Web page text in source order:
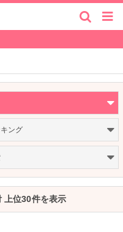
ング
上位30件を表示